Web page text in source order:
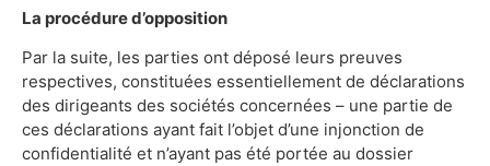
La procédure d’opposition
Par la suite, les parties ont déposé leurs preuves
respectives, constituées essentiellement de déclarations
des dirigeants des sociétés concernées – une partie de
ces déclarations ayant fait l’objet d’une injonction de
confidentialité et n’ayant pas été portée au dossier